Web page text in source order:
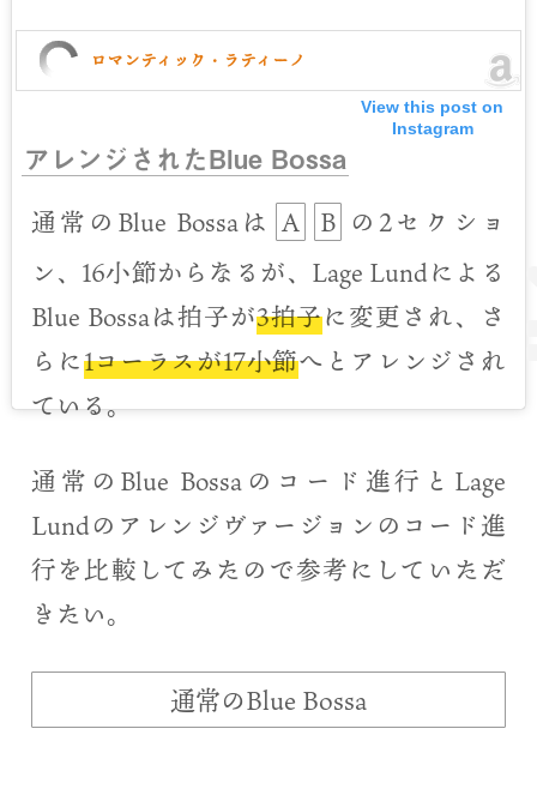
ロマンティック・ラティーノ
アレンジされたBlue Bossa
通常のBlue Bossaは A B の2セクショ
ン、16小節からなるが、Lage Lundによる
Blue Bossaは拍子が3拍子に変更され、さ
らに1コーラスが17小節へとアレンジされ
ている。
通常のBlue Bossaのコード進行とLage
Lundのアレンジヴァージョンのコード進
行を比較してみたので参考にしていただ
きたい。
通常のBlue Bossa
View this post on
Instagram